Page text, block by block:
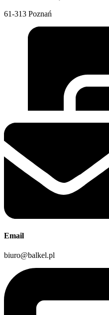
61-313 Poznań
Email
biuro@balkel.pl